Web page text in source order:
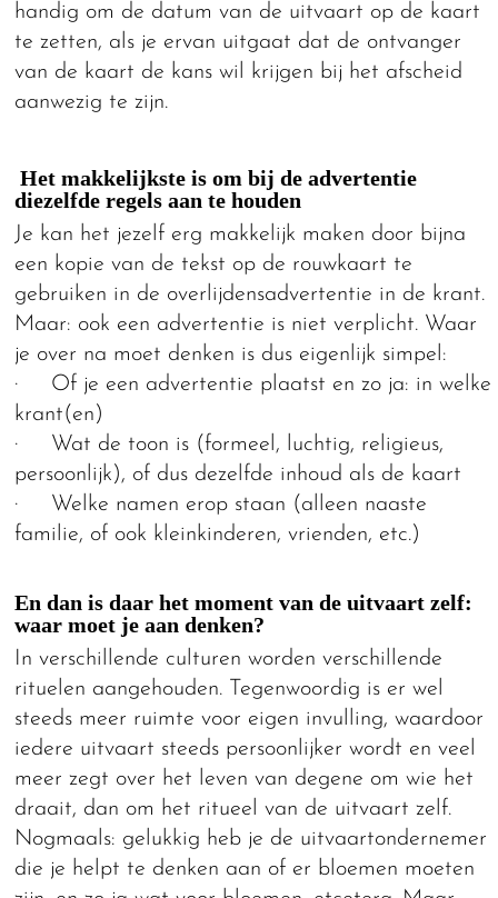
handig om de datum van de uitvaart op de kaart
te zetten, als je ervan uitgaat dat de ontvanger
van de kaart de kans wil krijgen bij het afscheid
aanwezig te zijn.
Het makkelijkste is om bij de advertentie
diezelfde regels aan te houden
Je kan het jezelf erg makkelijk maken door bijna
een kopie van de tekst op de rouwkaart te
gebruiken in de overlijdensadvertentie in de krant.
Maar: ook een advertentie is niet verplicht. Waar
je over na moet denken is dus eigenlijk simpel:
· Of je een advertentie plaatst en zo ja: in welke
krant(en)
· Wat de toon is (formeel, luchtig, religieus,
persoonlijk), of dus dezelfde inhoud als de kaart
· Welke namen erop staan (alleen naaste
familie, of ook kleinkinderen, vrienden, etc.)
En dan is daar het moment van de uitvaart zelf:
waar moet je aan denken?
In verschillende culturen worden verschillende
rituelen aangehouden. Tegenwoordig is er wel
steeds meer ruimte voor eigen invulling, waardoor
iedere uitvaart steeds persoonlijker wordt en veel
meer zegt over het leven van degene om wie het
draait, dan om het ritueel van de uitvaart zelf.
Nogmaals: gelukkig heb je de uitvaartondernemer
die je helpt te denken aan of er bloemen moeten